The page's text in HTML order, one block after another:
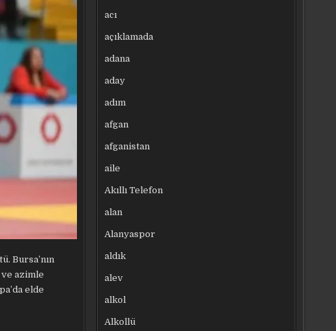
Bursa’nın
azimle
elde
acı
açıklamada
adana
aday
adım
afgan
afganistan
aile
Akıllı Telefon
alan
Alanyaspor
aldık
alev
alkol
Alkollü